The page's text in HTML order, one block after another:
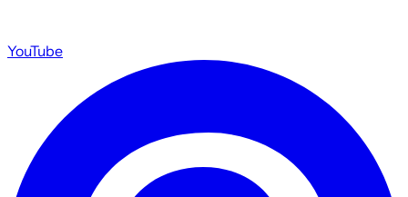
YouTube